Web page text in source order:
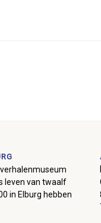
leven van twaalf
in Elburg hebben